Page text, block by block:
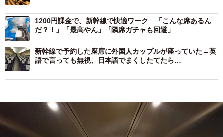
1200円課金で、新幹線で快適ワーク 「こんな席あるん
だ？！」「最高やん」「隣席ガチャも回避」
新幹線で予約した座席に外国人カップルが座っていた→英
語で言っても無視、日本語でまくしたてたら…